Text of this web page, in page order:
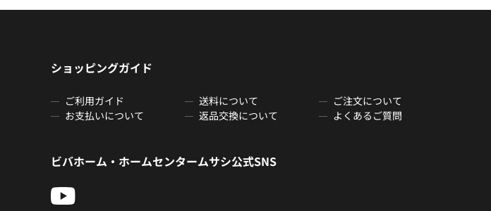
ショッピングガイド
ご利用ガイド 送料について
ご注文について
お支払いについて
返品交換について よくあるご質問
ビバホーム・ホームセンタームサシ公式SNS